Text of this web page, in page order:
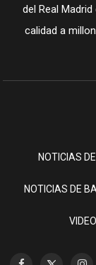
del Real
calidad a
NOTICIAS
NOTICIAS DE